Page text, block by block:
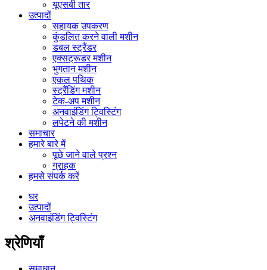
यूएसबी तार
उत्पादों
सहायक उपकरण
कुंडलित करने वाली मशीन
डबल स्ट्रैंडर
एक्सट्रूडर मशीन
भुगतान मशीन
एकल पथिक
स्ट्रैंडिंग मशीन
टेक-अप मशीन
अनवाइंडिंग ट्विस्टिंग
लपेटने की मशीन
समाचार
हमारे बारे में
पूछे जाने वाले प्रश्न
ग्राहक
हमसे संपर्क करें
घर
उत्पादों
अनवाइंडिंग ट्विस्टिंग
श्रेणियाँ